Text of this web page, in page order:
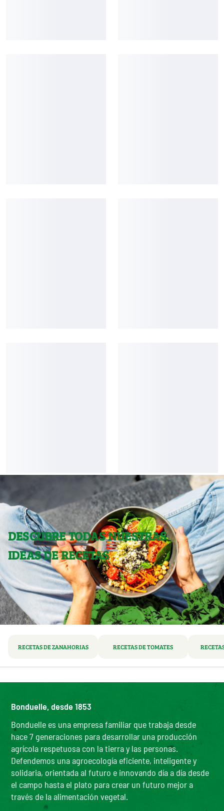
DESCUBRE TODAS NUESTRAS
IDEAS DE RECETAS
RECETAS DE ZANAHORIAS RECETAS DE TOMATES
Bonduelle, desde 1853
Bonduelle es una empresa familiar que trabaja desde
hace 7 generaciones para desarrollar una producción
agrícola respetuosa con la tierra y las personas.
Defendemos una agroecología eficiente, inteligente y
solidaria, orientada al futuro e innovando día a día desde
el campo hasta el plato para crear un futuro mejor a
través de la alimentación vegetal.